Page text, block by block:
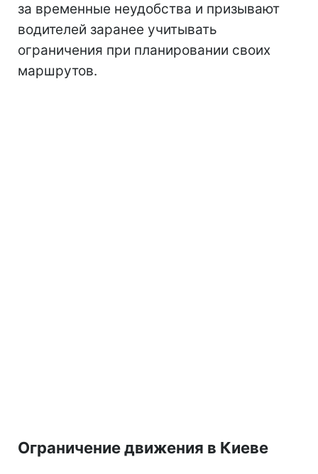
за временные неудобства и призывают
водителей заранее учитывать
ограничения при планировании своих
маршрутов.
Ограничение движения в Киеве